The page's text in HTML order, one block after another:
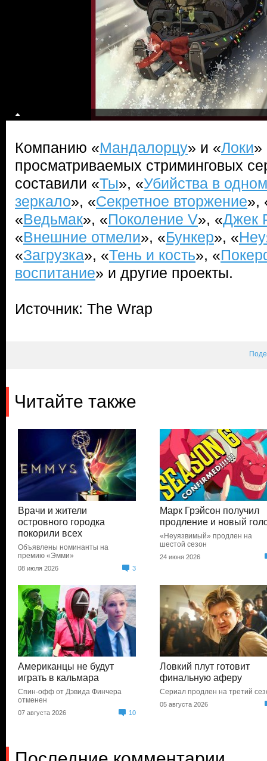
Компанию «Мандалорцу» и «Локи»
просматриваемых стриминговых
составили «Ты», «Убийства в
зеркало», «Секретное вторжение»,
«Ведьмак», «Поколение V», «Джек
«Внешние отмели», «Бункер», «
«Загрузка», «Тень и кость», «
воспитание» и другие проекты.
Источник: The Wrap
Читайте также
Врачи и жители
островного городка
покорили всех
Объявлены номинанты на
премию «Эмми»
08 июля 2026 3
Марк Грэйсон получил
продление и новый
«Неуязвимый» продлен на
шестой сезон
24 июня 2026
Американцы не будут
играть в кальмара
Спин-офф от Дэвида Финчера
отменен
07 августа 2026 10
Ловкий плут готовит
финальную аферу
Сериал продлен на третий
05 августа 2026